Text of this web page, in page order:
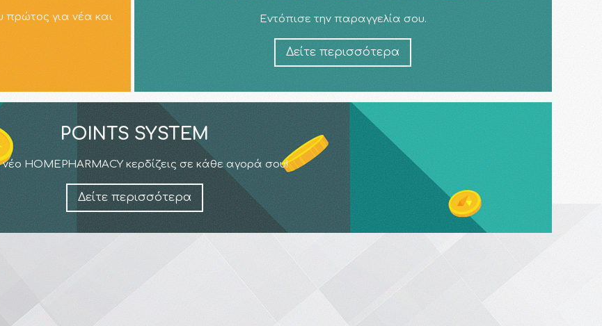
για νέα και
Εντόπισε την παραγγελία σου.
Δείτε περισσότερα
POINTS SYSTEM
νέο HOMEPHARMACY κερδίζεις σε κάθε αγορά σου!
Δείτε περισσότερα